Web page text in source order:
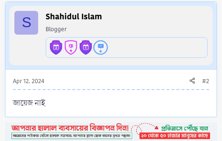
t
i
S Shahidul Islam
Blogger
Apr 12, 2024 #2
জায়েজ নাই